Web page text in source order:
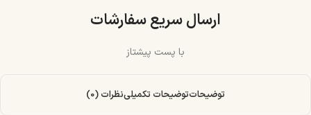
ارسال سریع سفارشات
با پست پیشتاز
توضیحاتتوضیحات تکمیلینظرات (0)